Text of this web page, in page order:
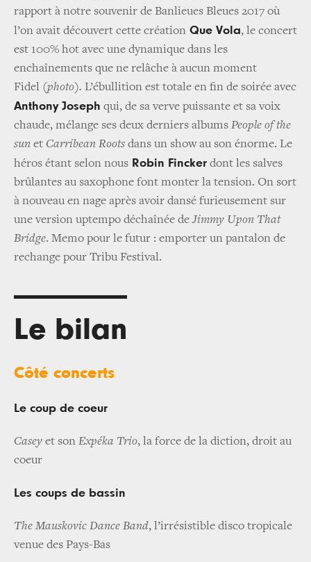
rapport à notre souvenir de Banlieues Bleues 2017 où
l’on avait découvert cette création Que Vola, le concert
est 100% hot avec une dynamique dans les
enchaînements que ne relâche à aucun moment
Fidel (photo). L’ébullition est totale en fin de soirée avec
Anthony Joseph qui, de sa verve puissante et sa voix
chaude, mélange ses deux derniers albums People of the
sun et Carribean Roots dans un show au son énorme. Le
héros étant selon nous Robin Fincker dont les salves
brûlantes au saxophone font monter la tension. On sort
à nouveau en nage après avoir dansé furieusement sur
une version uptempo déchaînée deJimmy Upon That
Bridge. Memo pour le futur : emporter un pantalon de
rechange pour Tribu Festival.
Le bilan
Côté concerts
Le coup de coeur
Casey et son Expéka Trio, la force de la diction, droit au
coeur
Les coups de bassin
The Mauskovic Dance Band, l’irrésistible disco tropicale
venue des Pays-Bas